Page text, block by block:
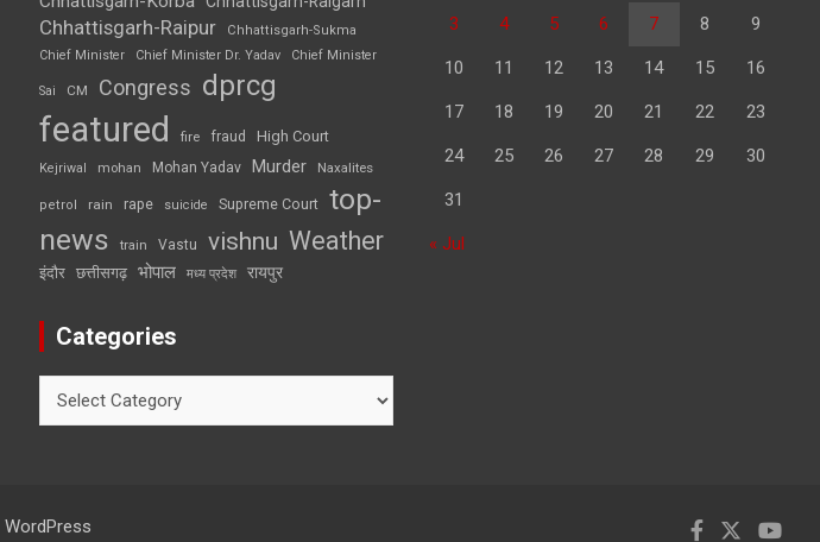
Chhattisgarh-Raipur
Chhattisgarh-Sukma
Chief Minister
Chief Minister Dr. Yadav Chief Minister
Sai CM Congress dprcg
featured fire fraud High Court
Kejriwal mohan Mohan Yadav Murder Naxalites
petrol rain rape suicide Supreme Court top-
news
train Vastu vishnu Weather
इंदौर छत्तीसगढ़ भोपाल मध्य प्रदेश रायपुर
Categories
3 4 5 6 7 8 9
10 11 12 13 14 15 16
17 18 19 20 21 22 23
24 25 26 27 28 29 30
31
« Jul
WordPress